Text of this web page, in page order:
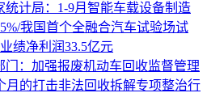
统计局：1-9月智能车载设备制造
我国首个全融合汽车试验场试
绩净利润33.5亿元
门：加强报废机动车回收监督管理
月的打击非法回收拆解专项整治行